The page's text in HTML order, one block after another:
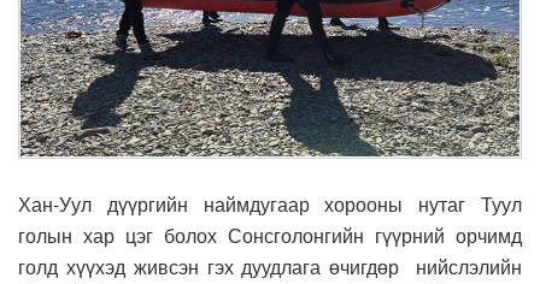
Хан-Уул дүүргийн наймдугаар хорооны нутаг Туул
голын хар цэг болох Сонсголонгийн гүүрний орчимд
голд хүүхэд живсэн гэх дуудлага өчигдөр нийслэлийн